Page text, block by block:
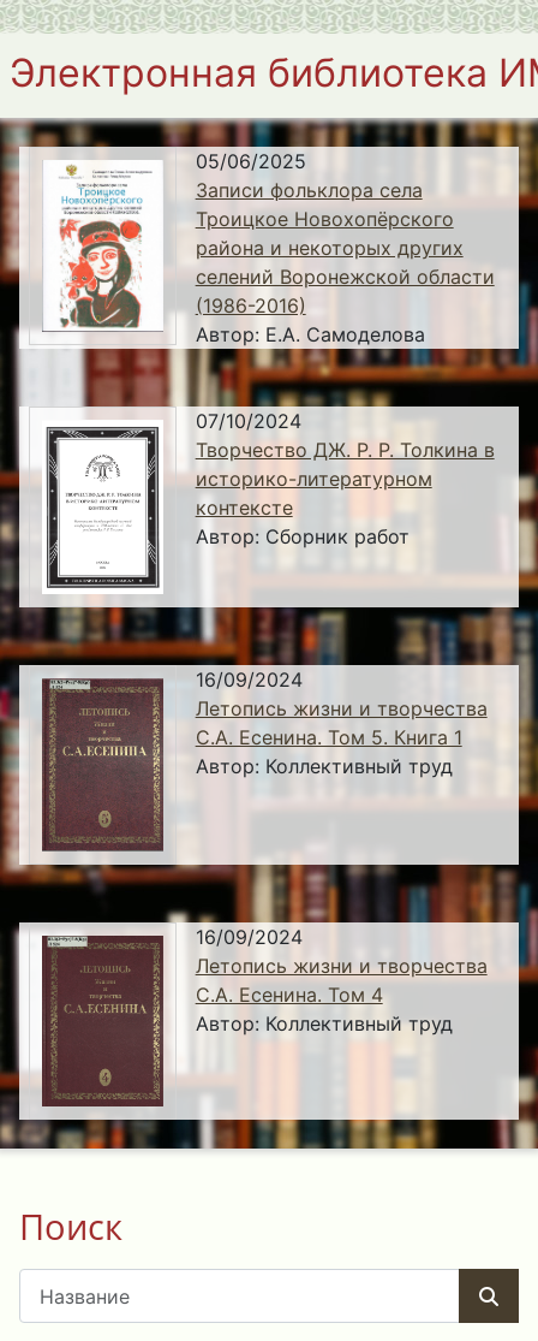
Электронная библиотека
05/06/2025
Записи фольклора села
Троицкое Новохопёрского
района и некоторых других
селений Воронежской области
(1986-2016)
Автор: Е.А. Самоделова
07/10/2024
Творчество ДЖ. Р. Р. Толкина в
историко-литературном
контексте
Автор: Сборник работ
16/09/2024
Летопись жизни и творчества
С.А. Есенина. Том 5. Книга 1
Автор: Коллективный труд
16/09/2024
Летопись жизни и творчества
С.А. Есенина. Том 4
Автор: Коллективный труд
Поиск